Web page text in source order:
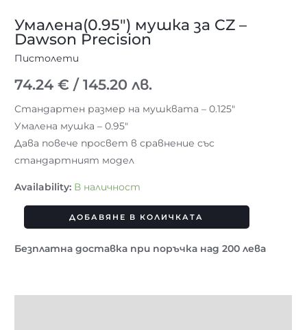
Умалена(0.95″) мушка за CZ –
Dawson Precision
Пистолети
74.24€ / 145.20 лв.
Стандартен размер на мушквата – 0.125″
Умалена мушка – 0.95″
Дава повече просвет в сравнение със
стандартният модел
Availability: В наличност
ДОБАВЯНЕ В КОЛИЧКАТА
Безплатна доставка при поръчка над 200 лева